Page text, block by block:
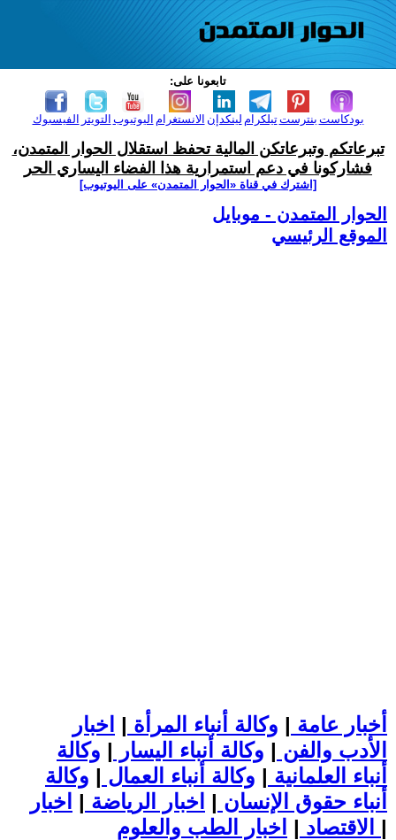
تابعونا على:
الفيسبوك التويتر اليوتيوب الانستغرام لينكدإن تيلكرامبنترست بودكاست
تبرعاتكم وتبرعاتكن المالية تحفظ استقلال الحوار المتمدن،
فشاركونا في دعم استمرارية هذا الفضاء اليساري الحر
[اشترك في قناة ‫«الحوار المتمدن» على اليوتيوب]
الحوار المتمدن - موبايل
الموقع الرئيسي
أخبار عامة | وكالة أنباء المرأة | اخبار
الأدب والفن | وكالة أنباء اليسار | وكالة
أنباء العلمانية | وكالة أنباء العمال | وكالة
أنباء حقوق الإنسان | اخبار الرياضة | اخبار
الاقتصاد | |